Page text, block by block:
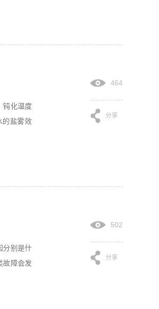
钝化温度
的盐雾效
464
分享
分别是什
故障会发
502
分享